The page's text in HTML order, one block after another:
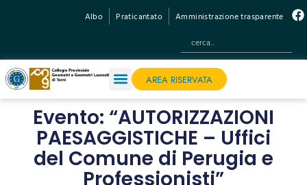
Albo Praticantato Amministrazione trasparente
AREA RISERVATA
Evento: “AUTORIZZAZIONI
PAESAGGISTICHE – Uffici
del Comune di Perugia e
Professionisti”